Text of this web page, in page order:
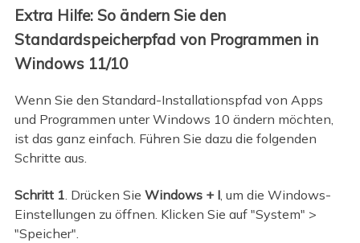
Extra Hilfe: So ändern Sie den
Standardspeicherpfad von Programmen in
Windows 11/10
Wenn Sie den Standard-Installationspfad von Apps
und Programmen unter Windows 10 ändern möchten,
ist das ganz einfach. Führen Sie dazu die folgenden
Schritte aus.
Schritt 1. Drücken Sie Windows + I, um die Windows-
Einstellungen zu öffnen. Klicken Sie auf "System" >
"Speicher".